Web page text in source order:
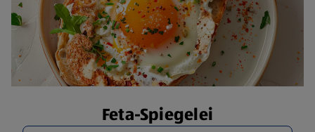
Feta-Spiegelei